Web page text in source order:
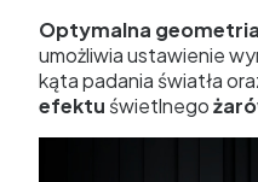
Optymalna geometria
umożliwia ustawienie
kąta padania światła
efektu świetlnego